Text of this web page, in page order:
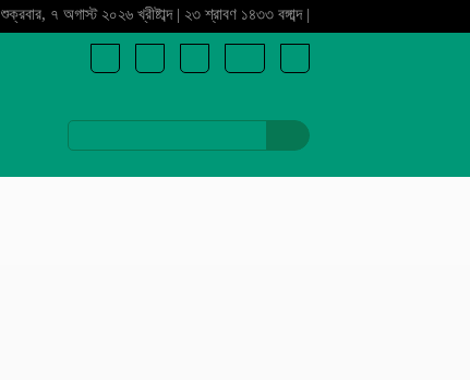
শুক্রবার, ৭ অগাস্ট ২০২৬ খ্রীষ্টাব্দ | ২৩ শ্রাবণ ১৪৩৩ বঙ্গাব্দ |